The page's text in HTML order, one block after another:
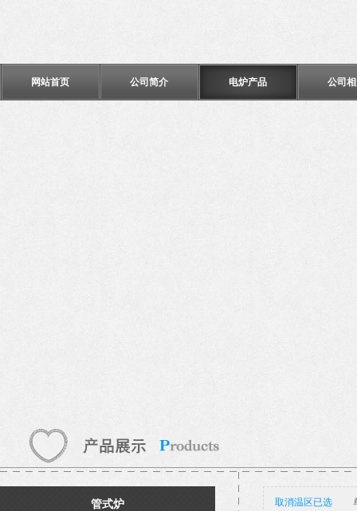
网站首页 公司简介 电炉产品 公司
管式炉 取消温区已选